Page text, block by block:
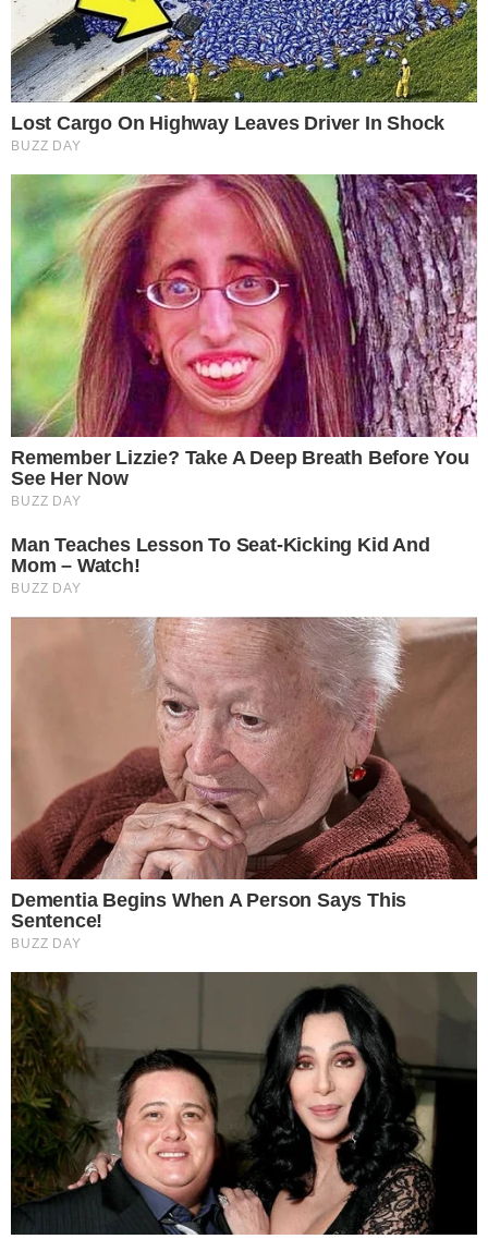
5 รอยขีดข่วนจัดการได้ด้วย “นมจืด” เวลาที่มีรอยเล็ก ๆ ลบไม่ค่อย
ออกลองเอานมจืดมาหยอดลงไปที่ตรงเป็นรอยนั้นแล้วพักไว้ 2 นาที
จากนั้นเอาผ้าชุบน้ำมาเช็ดทำความสะอาด หรือถูปกติเลยจะทำให้
รอยนั้นจางลงไปได้
6 ใช้น้ำย าปรับผ้านุ่มมาช่วยถูพื้นจะเป็นตัวที่เพิ่มความหอมให้กับ
บ้านได้ โดยก่อนจะถูก็เอาไปผสมกับน้ำเปล่าก่อน จะช่วยทำให้ฝุ่นนั้น
หลุดไปได้ง่ายและพื้นเงาสวยอีกด้วย
เป็นอย่ างไรบ้างไอเดียเล็ก ๆ สำหรับงานบ้าน อย ากให้ทุกท่านนำไป
ใช้กันดูแล้วพื้นของเราจะสะอาดกว่าที่เคยแน่นอน ฝุ่นจะไม่มาเกาะ
บ่อยอีกแล้ว
เรียบเรียงโดย krustory